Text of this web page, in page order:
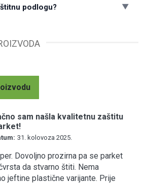
podlogu?
sam našla kvalitetnu zaštitu
31. kolovoza 2025.
Dovoljno prozirna pa se parket
da stvarno štiti. Nema
jeftine plastične varijante. Prije